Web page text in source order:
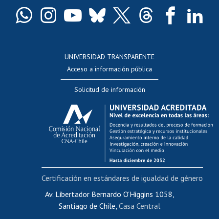
Docentes
Evaluación docente
Calificación académica
Postulación al AUCAI
Funcionarias/os
Cursos internos de capacitación
Bienestar del personal
Portal de movilidad interna
Certificado de renta
Certificado de renta honorarios
UNIVERSIDAD TRANSPARENTE
Acceso a información pública
Solicitud de información
Av. Libertador Bernardo O'Higgins 1058,
Santiago de Chile, Casa Central
Certificación en estándares de igualdad de género